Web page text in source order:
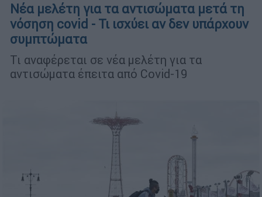
Νέα μελέτη για τα αντισώματα μετά τη
νόσηση covid - Τι ισχύει αν δεν υπάρχουν
συμπτώματα
Τι αναφέρεται σε νέα μελέτη για τα
αντισώματα έπειτα από Covid-19